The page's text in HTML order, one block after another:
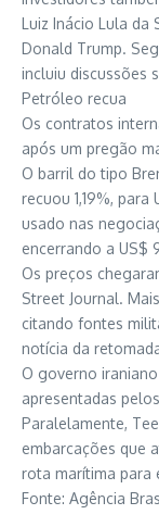
Luiz Inácio Lula da
Donald Trump.
incluiu discussões
Petróleo recua
Os contratos
após um pregão
O barril do tipo
recuou 1,19%,
usado nas
encerrando a US$
Os preços
Street Journal.
citando fontes
notícia da
O governo
apresentadas
Paralelamente,
embarcações que
rota marítima para
Fonte: Agência